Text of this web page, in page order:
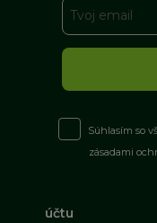
Súhlasím so
zásadami
účtu